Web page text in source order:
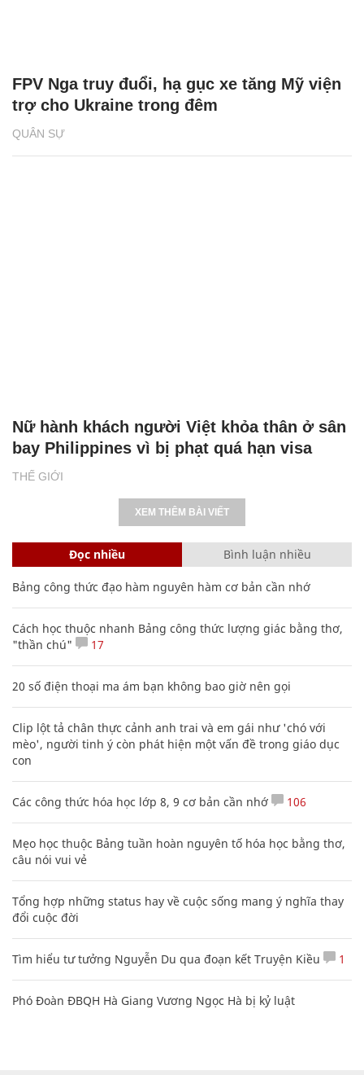
QUÂN SỰ
FPV Nga truy đuổi, hạ gục xe tăng Mỹ viện
trợ cho Ukraine trong đêm
THẾ GIỚI
Nữ hành khách người Việt khỏa thân ở sân
bay Philippines vì bị phạt quá hạn visa
XEM THÊM BÀI VIẾT
Đọc nhiều Bình luận nhiều
Bảng công thức đạo hàm nguyên hàm cơ bản cần nhớ
Cách học thuộc nhanh Bảng công thức lượng giác bằng thơ,
"thần chú"
17
20 số điện thoại ma ám bạn không bao giờ nên gọi
Clip lột tả chân thực cảnh anh trai và em gái như 'chó với
mèo', người tinh ý còn phát hiện một vấn đề trong giáo dục
con
Các công thức hóa học lớp 8, 9 cơ bản cần nhớ 106
Mẹo học thuộc Bảng tuần hoàn nguyên tố hóa học bằng thơ,
câu nói vui vẻ
Tổng hợp những status hay về cuộc sống mang ý nghĩa thay
đổi cuộc đời
Tìm hiểu tư tưởng Nguyễn Du qua đoạn kết Truyện Kiều 1
Phó Đoàn ĐBQH Hà Giang Vương Ngọc Hà bị kỷ luật